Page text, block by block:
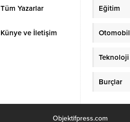
Tüm Yazarlar
Künye ve İletişim
Eğitim
Otomobil
Teknoloji
Burçlar
Objektifpress.com